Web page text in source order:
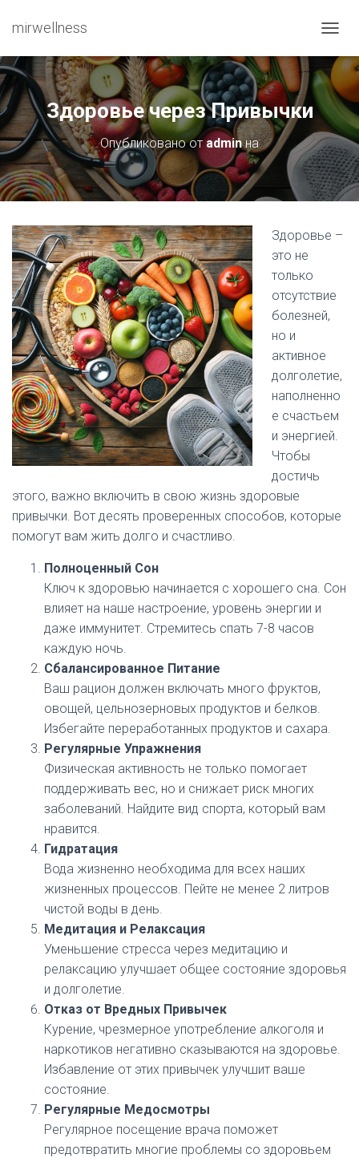
mirwellness
Здоровье через Привычки
Опубликовано отadminна
Здоровье –
это не
только
отсутствие
болезней,
но и
активное
долголетие,
наполненно
е счастьем
и энергией.
Чтобы
достичь
этого, важно включить в свою жизнь здоровые
привычки. Вот десять проверенных способов, которые
помогут вам жить долго и счастливо.
Полноценный Сон
Ключ к здоровью начинается с хорошего сна. Сон
влияет на наше настроение, уровень энергии и
даже иммунитет. Стремитесь спать 7-8 часов
каждую ночь.
Сбалансированное Питание
Ваш рацион должен включать много фруктов,
овощей, цельнозерновых продуктов и белков.
Избегайте переработанных продуктов и сахара.
Регулярные Упражнения
Физическая активность не только помогает
поддерживать вес, но и снижает риск многих
заболеваний. Найдите вид спорта, который вам
нравится.
Гидратация
Вода жизненно необходима для всех наших
жизненных процессов. Пейте не менее 2 литров
чистой воды в день.
Медитация и Релаксация
Уменьшение стресса через медитацию и
релаксацию улучшает общее состояние здоровья
и долголетие.
Отказ от Вредных Привычек
Курение, чрезмерное употребление алкоголя и
наркотиков негативно сказываются на здоровье.
Избавление от этих привычек улучшит ваше
состояние.
Регулярные Медосмотры
Регулярное посещение врача поможет
предотвратить многие проблемы со здоровьем